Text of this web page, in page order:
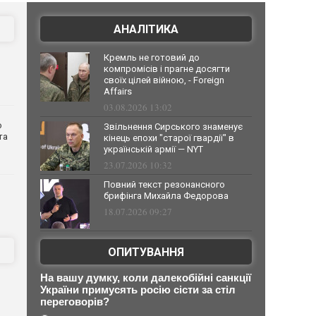
АНАЛІТИКА
Кремль не готовий до
компромісів і прагне досягти
своїх цілей війною, - Foreign
Affairs
03.08.2026 13:02
Звільнення Сирського знаменує
кінець епохи "старої гвардії" в
українській армії — NYT
23.07.2026 10:32
Повний текст резонансного
брифінга Михайла Федорова
18.07.2026 09:27
ОПИТУВАННЯ
На вашу думку, коли далекобійні санкції
України примусять росію сісти за стіл
переговорів?